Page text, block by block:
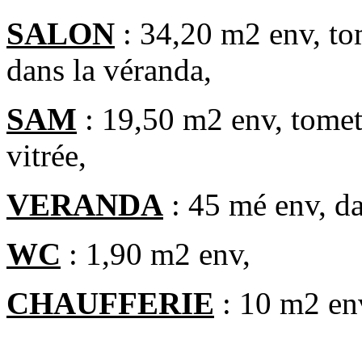
SALON : 34,20 m2 env,
dans la véranda,
SAM : 19,50 m2 env,
vitrée,
VERANDA : 45 mé env,
WC : 1,90 m2 env,
CHAUFFERIE : 10 m2